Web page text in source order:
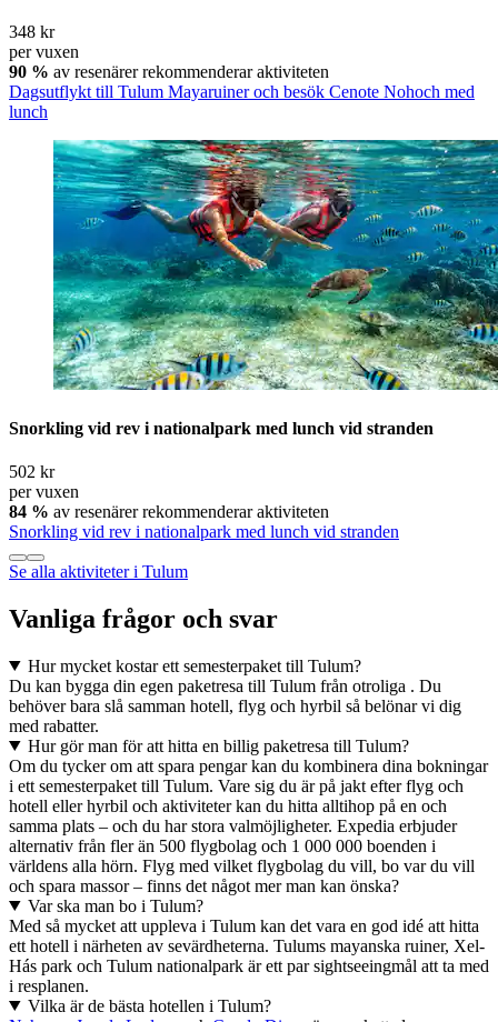
348 kr
per vuxen
90 % av resenärer rekommenderar aktiviteten
Dagsutflykt till Tulum Mayaruiner och besök Cenote Nohoch med
lunch
Snorkling vid rev i nationalpark med lunch vid stranden
502 kr
per vuxen
84 % av resenärer rekommenderar aktiviteten
Snorkling vid rev i nationalpark med lunch vid stranden
Se alla aktiviteter i Tulum
Vanliga frågor och svar
Hur mycket kostar ett semesterpaket till Tulum?
Du kan bygga din egen paketresa till Tulum från otroliga . Du
behöver bara slå samman hotell, flyg och hyrbil så belönar vi dig
med rabatter.
Hur gör man för att hitta en billig paketresa till Tulum?
Om du tycker om att spara pengar kan du kombinera dina bokningar
i ett semesterpaket till Tulum. Vare sig du är på jakt efter flyg och
hotell eller hyrbil och aktiviteter kan du hitta alltihop på en och
samma plats – och du har stora valmöjligheter. Expedia erbjuder
alternativ från fler än 500 flygbolag och 1 000 000 boenden i
världens alla hörn. Flyg med vilket flygbolag du vill, bo var du vill
och spara massor – finns det något mer man kan önska?
Var ska man bo i Tulum?
Med så mycket att uppleva i Tulum kan det vara en god idé att hitta
ett hotell i närheten av sevärdheterna. Tulums mayanska ruiner, Xel-
Hás park och Tulum nationalpark är ett par sightseeingmål att ta med
i resplanen.
Vilka är de bästa hotellen i Tulum?